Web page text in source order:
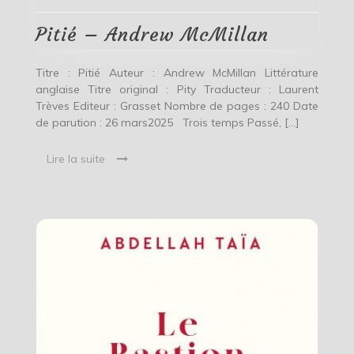
Pitié – Andrew McMillan
Titre : Pitié Auteur : Andrew McMillan Littérature
anglaise Titre original : Pity Traducteur : Laurent
Trèves Editeur : Grasset Nombre de pages : 240 Date
de parution : 26 mars2025 Trois temps Passé, […]
Lire la suite